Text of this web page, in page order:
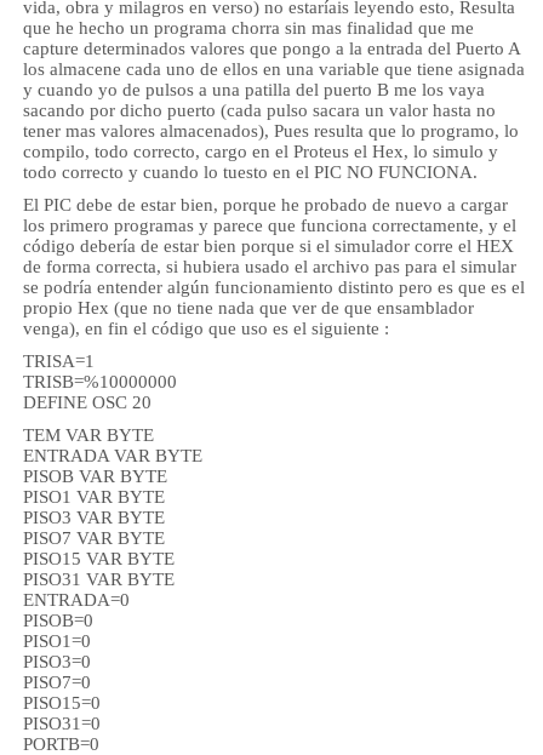
vida, obra y milagros en verso) no estaríais leyendo esto, Resulta
que he hecho un programa chorra sin mas finalidad que me
capture determinados valores que pongo a la entrada del Puerto A
los almacene cada uno de ellos en una variable que tiene asignada
y cuando yo de pulsos a una patilla del puerto B me los vaya
sacando por dicho puerto (cada pulso sacara un valor hasta no
tener mas valores almacenados), Pues resulta que lo programo, lo
compilo, todo correcto, cargo en el Proteus el Hex, lo simulo y
todo correcto y cuando lo tuesto en el PIC NO FUNCIONA.
El PIC debe de estar bien, porque he probado de nuevo a cargar
los primero programas y parece que funciona correctamente, y el
código debería de estar bien porque si el simulador corre el HEX
de forma correcta, si hubiera usado el archivo pas para el simular
se podría entender algún funcionamiento distinto pero es que es el
propio Hex (que no tiene nada que ver de que ensamblador
venga), en fin el código que uso es el siguiente :
TRISA=1
TRISB=%10000000
DEFINE OSC 20
TEM VAR BYTE
ENTRADA VAR BYTE
PISOB VAR BYTE
PISO1 VAR BYTE
PISO3 VAR BYTE
PISO7 VAR BYTE
PISO15 VAR BYTE
PISO31 VAR BYTE
ENTRADA=0
PISOB=0
PISO1=0
PISO3=0
PISO7=0
PISO15=0
PISO31=0
PORTB=0